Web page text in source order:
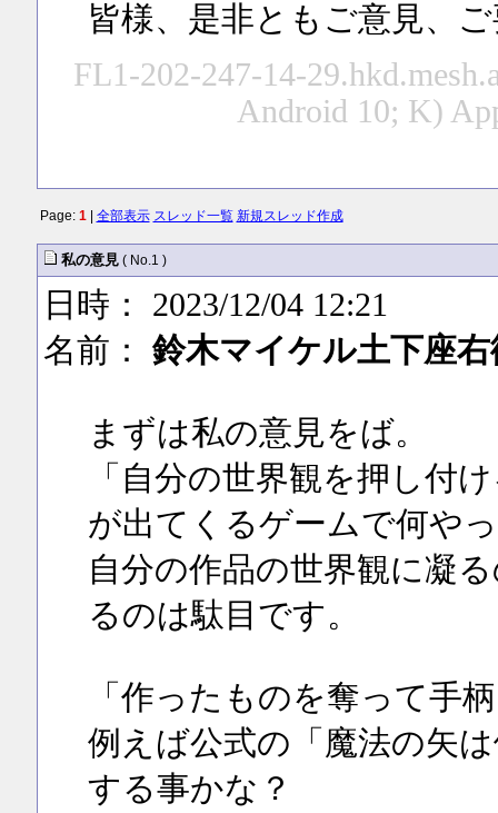
皆様、是非ともご意見、
FL1-202-247-14-
Android 10; K)
Page: 1| 全部表示 スレッド一覧 新規スレッド作成
私の意見 ( No.1 )
日時： 2023/12/04 12:21
名前： 鈴木マイケル土下座右
まずは私の意見をば。
「自分の世界観を押し付
が出てくるゲームで何や
自分の作品の世界観に凝
るのは駄目です。
「作ったものを奪って手
例えば公式の「魔法の矢
する事かな？